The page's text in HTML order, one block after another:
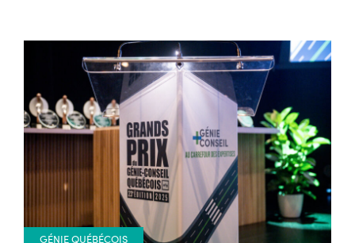
GÉNIE QUÉBÉCOIS